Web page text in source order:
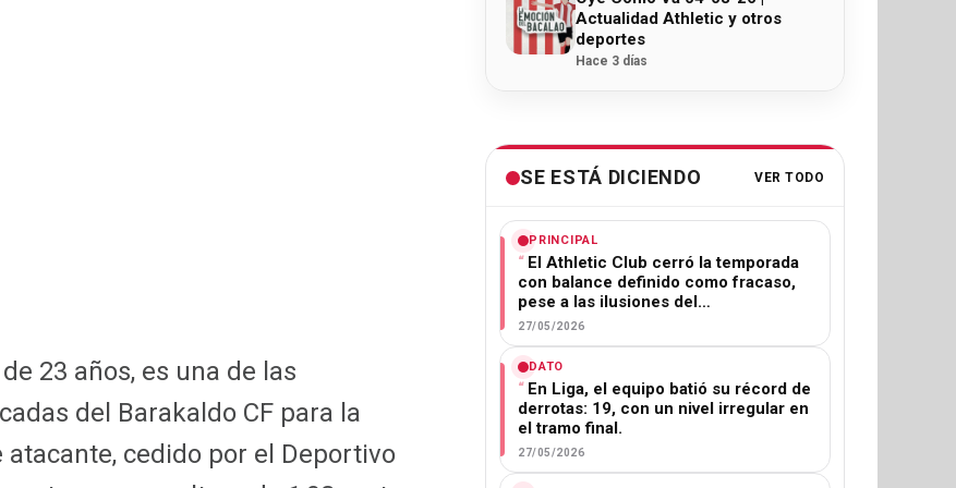
23 años, es una de las
del Barakaldo CF para la
cedido por el Deportivo
Actualidad Athletic y otros
deportes
Hace 3 días
SE ESTÁ DICIENDO VER TODO
PRINCIPAL
El Athletic Club cerró la temporada
con balance definido como fracaso,
pese a las ilusiones del…
27/05/2026
DATO
En Liga, el equipo batió su récord de
derrotas: 19, con un nivel irregular en
el tramo final.
27/05/2026